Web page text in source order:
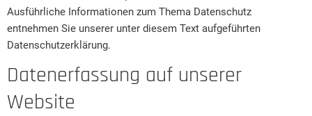
Ausführliche Informationen zum Thema Datenschutz
entnehmen Sie unserer unter diesem Text aufgeführten
Datenschutzerklärung.
Datenerfassung auf unserer
Website